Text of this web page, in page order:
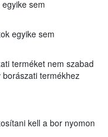
sem
egyike sem
terméket nem szabad
termékhez
kell a bor nyomon